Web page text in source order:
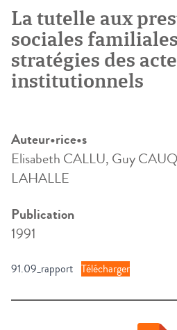
La tutelle aux
sociales
stratégies des
institutionnels
Auteur•rice•s
Elisabeth CALLU, Guy
LAHALLE
Publication
1991
91.09_rapport Télécharger